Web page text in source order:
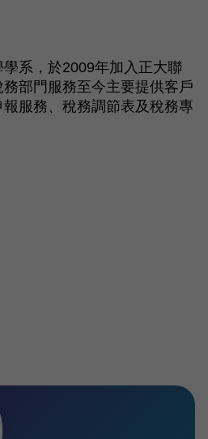
系，於2009年加入正大聯
部門服務至今主要提供客戶
服務、稅務調節表及稅務專